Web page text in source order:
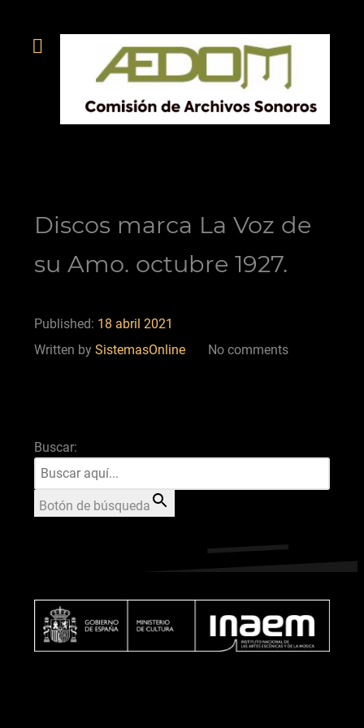
Discos marca La Voz de
su Amo. octubre 1927.
Published: 18 abril 2021
Written by SistemasOnline No comments
Buscar:
Botón de búsqueda